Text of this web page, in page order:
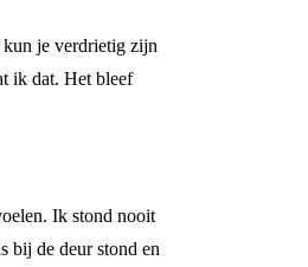
je verdrietig zijn
ik dat. Het bleef
Ik stond nooit
bij de deur stond en